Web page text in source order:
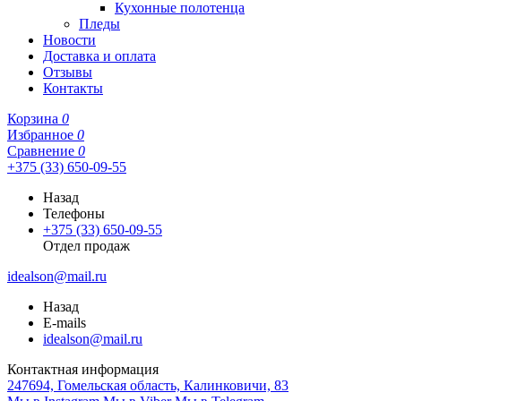
Кухонные полотенца
Пледы
Новости
Доставка и оплата
Отзывы
Контакты
Корзина 0
Избранное 0
Сравнение 0
+375 (33) 650-09-55
Назад
Телефоны
+375 (33) 650-09-55
Отдел продаж
idealson@mail.ru
Назад
E-mails
idealson@mail.ru
Контактная информация
247694, Гомельская область, Калинковичи, 83